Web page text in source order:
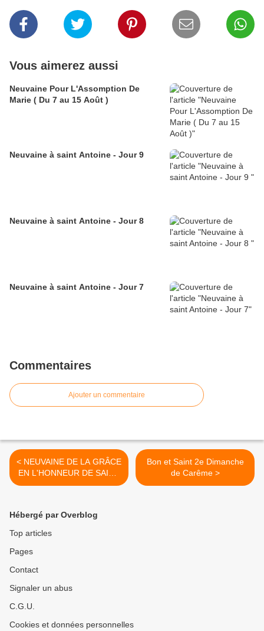
Vous aimerez aussi
Neuvaine Pour L'Assomption De
Marie ( Du 7 au 15 Août )
Neuvaine à saint Antoine - Jour 9
Neuvaine à saint Antoine - Jour 8
Neuvaine à saint Antoine - Jour 7
Commentaires
Ajouter un commentaire
< NEUVAINE DE LA GRÂCE
EN L'HONNEUR DE SAINT
FRANÇOIS-XAVIER ( Du 4
Bon et Saint 2e Dimanche
de Carême >
Hébergé par Overblog
Top articles
Pages
Contact
Signaler un abus
C.G.U.
Cookies et données personnelles